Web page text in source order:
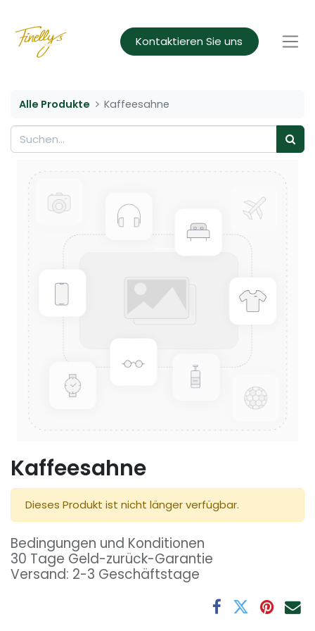
Kontaktieren Sie uns
Alle Produkte Kaffeesahne
Kaffeesahne
Dieses Produkt ist nicht länger verfügbar.
Bedingungen und Konditionen
30 Tage Geld-zurück-Garantie
Versand: 2-3 Geschäftstage